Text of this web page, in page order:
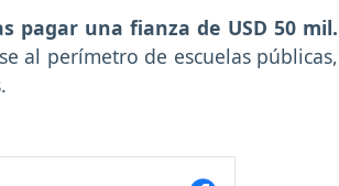
pagar una fianza de USD 50 mil.
al perímetro de escuelas públicas,